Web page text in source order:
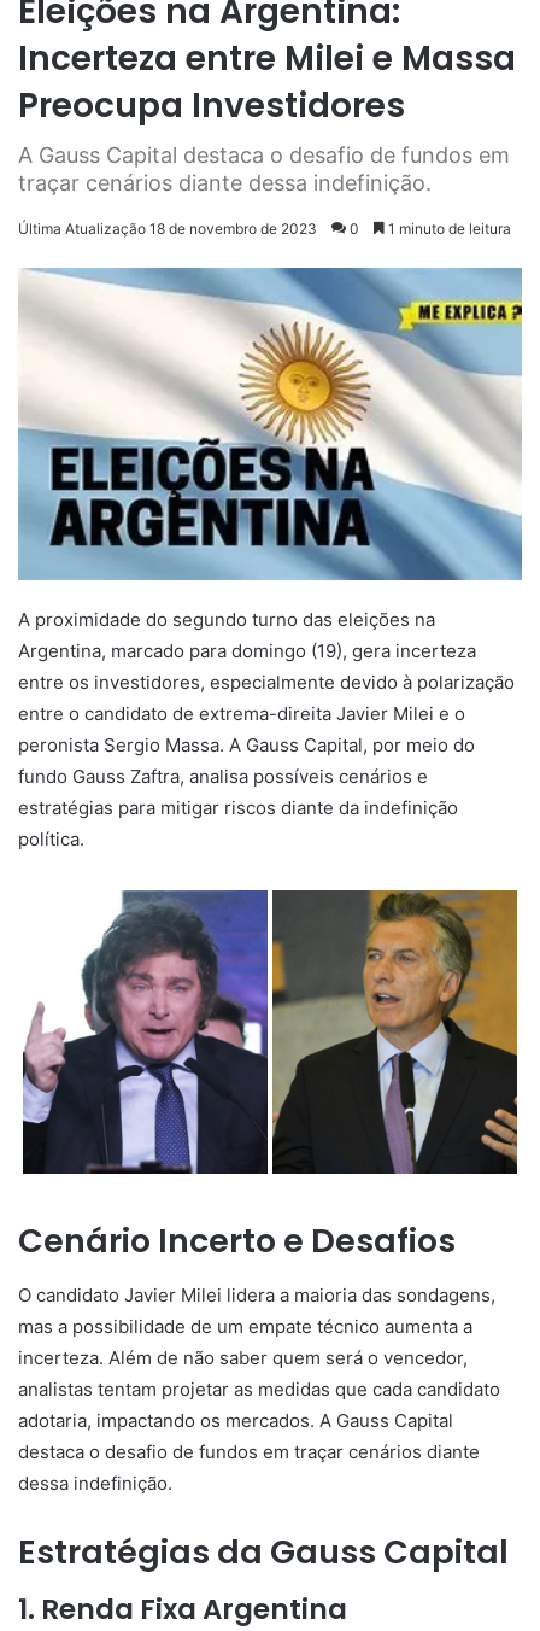
Eleições na Argentina:
Incerteza entre Milei e Massa
Preocupa Investidores
A Gauss Capital destaca o desafio de fundos em
traçar cenários diante dessa indefinição.
Última Atualização 18 de novembro de 2023 0 1 minuto de leitura
A proximidade do segundo turno das eleições na
Argentina, marcado para domingo (19), gera incerteza
entre os investidores, especialmente devido à polarização
entre o candidato de extrema-direita Javier Milei e o
peronista Sergio Massa. A Gauss Capital, por meio do
fundo Gauss Zaftra, analisa possíveis cenários e
estratégias para mitigar riscos diante da indefinição
política.
Cenário Incerto e Desafios
O candidato Javier Milei lidera a maioria das sondagens,
mas a possibilidade de um empate técnico aumenta a
incerteza. Além de não saber quem será o vencedor,
analistas tentam projetar as medidas que cada candidato
adotaria, impactando os mercados. A Gauss Capital
destaca o desafio de fundos em traçar cenários diante
dessa indefinição.
Estratégias da Gauss Capital
1. Renda Fixa Argentina